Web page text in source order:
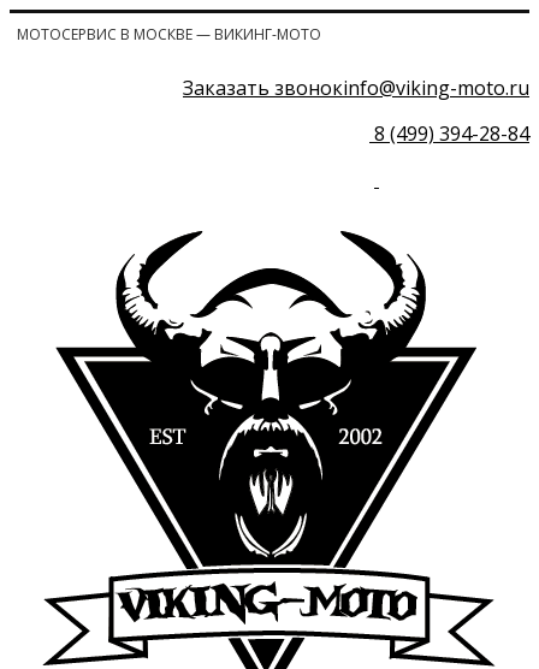
МОТОСЕРВИС В МОСКВЕ — ВИКИНГ-МОТО
info@viking-moto.ru
Заказать звонок
8 (499) 394-28-84